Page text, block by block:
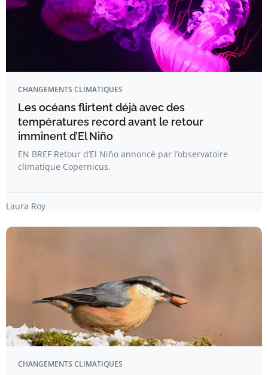
CHANGEMENTS CLIMATIQUES
Les océans flirtent déjà avec des
températures record avant le retour
imminent d’El Niño
EN BREF Retour d’El Niño annoncé par l’observatoire
climatique Copernicus.
Laura Roy
CHANGEMENTS CLIMATIQUES